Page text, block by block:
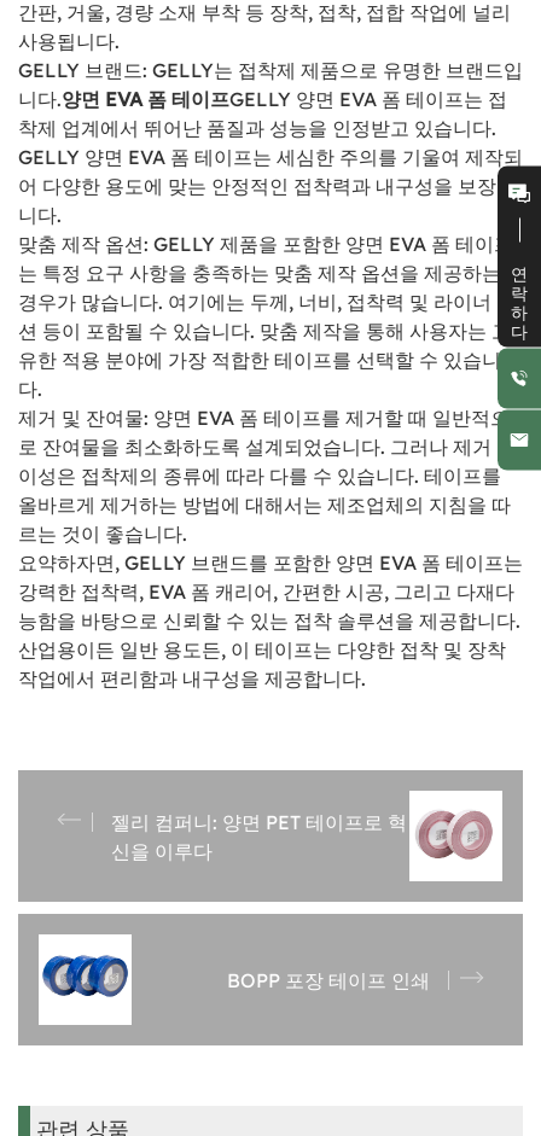
간판, 거울, 경량 소재 부착 등 장착, 접착, 접합 작업에 널리
사용됩니다.
GELLY 브랜드: GELLY는 접착제 제품으로 유명한 브랜드입
니다.양면 EVA 폼 테이프GELLY 양면 EVA 폼 테이프는 접
착제 업계에서 뛰어난 품질과 성능을 인정받고 있습니다.
GELLY 양면 EVA 폼 테이프는 세심한 주의를 기울여 제작되
어 다양한 용도에 맞는 안정적인 접착력과 내구성을 보장합
니다.
맞춤 제작 옵션: GELLY 제품을 포함한 양면 EVA 폼 테이프
는 특정 요구 사항을 충족하는 맞춤 제작 옵션을 제공하는
경우가 많습니다. 여기에는 두께, 너비, 접착력 및 라이너 옵
션 등이 포함될 수 있습니다. 맞춤 제작을 통해 사용자는 고
유한 적용 분야에 가장 적합한 테이프를 선택할 수 있습니
다.
제거 및 잔여물: 양면 EVA 폼 테이프를 제거할 때 일반적으
로 잔여물을 최소화하도록 설계되었습니다. 그러나 제거 용
이성은 접착제의 종류에 따라 다를 수 있습니다. 테이프를
올바르게 제거하는 방법에 대해서는 제조업체의 지침을 따
르는 것이 좋습니다.
요약하자면, GELLY 브랜드를 포함한 양면 EVA 폼 테이프는
강력한 접착력, EVA 폼 캐리어, 간편한 시공, 그리고 다재다
능함을 바탕으로 신뢰할 수 있는 접착 솔루션을 제공합니다.
산업용이든 일반 용도든, 이 테이프는 다양한 접착 및 장착
작업에서 편리함과 내구성을 제공합니다.
젤리 컴퍼니: 양면 PET 테이프로 혁
신을 이루다
BOPP 포장 테이프 인쇄
관련 상품
연락하다